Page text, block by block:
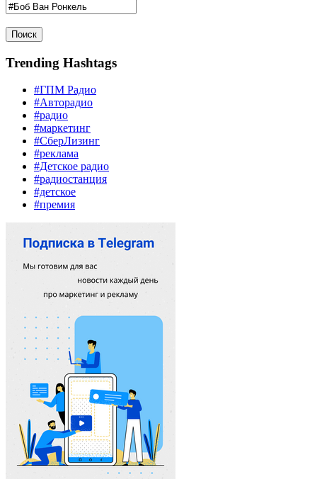
Поиск
Trending Hashtags
#ГПМ Радио
#Авторадио
#радио
#маркетинг
#СберЛизинг
#реклама
#Детское радио
#радиостанция
#детское
#премия